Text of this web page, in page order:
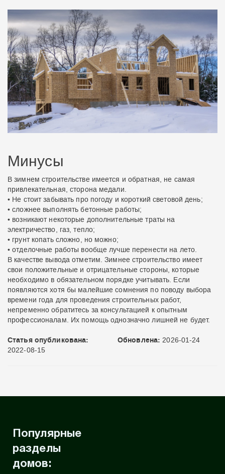
Минусы
В зимнем строительстве имеется и обратная, не самая
привлекательная, сторона медали.
• Не стоит забывать про погоду и короткий световой день;
• сложнее выполнять бетонные работы;
• возникают некоторые дополнительные траты на
электричество, газ, тепло;
• грунт копать сложно, но можно;
• отделочные работы вообще лучше перенести на лето.
В качестве вывода отметим. Зимнее строительство имеет
свои положительные и отрицательные стороны, которые
необходимо в обязательном порядке учитывать. Если
появляются хотя бы малейшие сомнения по поводу выбора
времени года для проведения строительных работ,
непременно обратитесь за консультацией к опытным
профессионалам. Их помощь однозначно лишней не будет.
Статья опубликована:
2022-08-15
Обновлена: 2026-01-24
Популярные
разделы
домов: